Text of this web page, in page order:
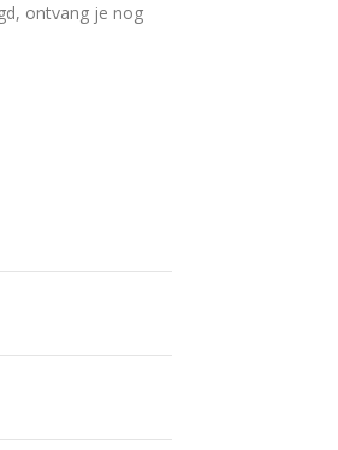
ontvang je nog